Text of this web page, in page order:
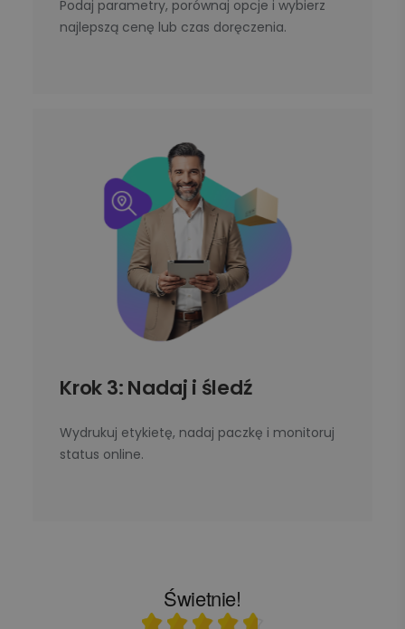
Podaj parametry, porównaj opcje i wybierz
najlepszą cenę lub czas doręczenia.
Krok 3: Nadaj i śledź
Wydrukuj etykietę, nadaj paczkę i monitoruj
status online.
Świetnie!
Ocena średnia 4.7 na 5